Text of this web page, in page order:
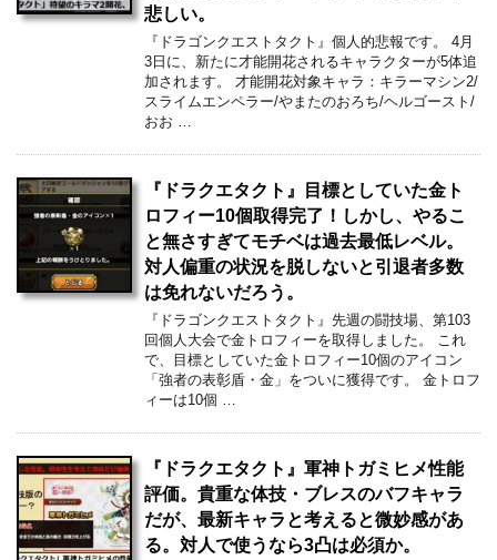
悲しい。
『ドラゴンクエストタクト』個人的悲報です。 4月
3日に、新たに才能開花されるキャラクターが5体追
加されます。 才能開花対象キャラ：キラーマシン2/
スライムエンペラー/やまたのおろち/ヘルゴースト/
おお …
『ドラクエタクト』目標としていた金ト
ロフィー10個取得完了！しかし、やるこ
と無さすぎてモチベは過去最低レベル。
対人偏重の状況を脱しないと引退者多数
は免れないだろう。
『ドラゴンクエストタクト』先週の闘技場、第103
回個人大会で金トロフィーを取得しました。 これ
で、目標としていた金トロフィー10個のアイコン
「強者の表彰盾・金」をついに獲得です。 金トロフ
ィーは10個 …
『ドラクエタクト』軍神トガミヒメ性能
評価。貴重な体技・ブレスのバフキャラ
だが、最新キャラと考えると微妙感があ
る。対人で使うなら3凸は必須か。